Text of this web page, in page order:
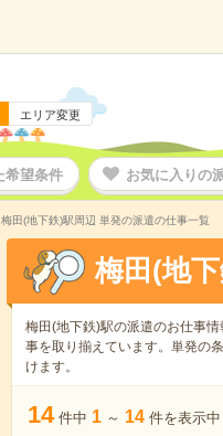
エリア変更
希望条件 お気に入りの
梅田(地下鉄)駅周辺 単発の派遣の仕事一覧
梅田(地
梅田(地下鉄)駅の派遣のお仕事情
事を取り揃えています。単発の条
けます。
14 件中 1 ～ 14 件を表示中